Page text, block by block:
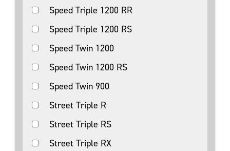
Speed Triple 1200 RR
Speed Triple 1200 RS
Speed Twin 1200
Speed Twin 1200 RS
Speed Twin 900
Street Triple R
Street Triple RS
Street Triple RX